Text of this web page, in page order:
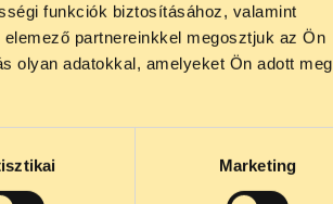
funkciók biztosításához, valamint
partnereinkkel megosztjuk az Ön
olyan adatokkal, amelyeket Ön adott meg
Marketing
július 27 és
augusztus 25-én